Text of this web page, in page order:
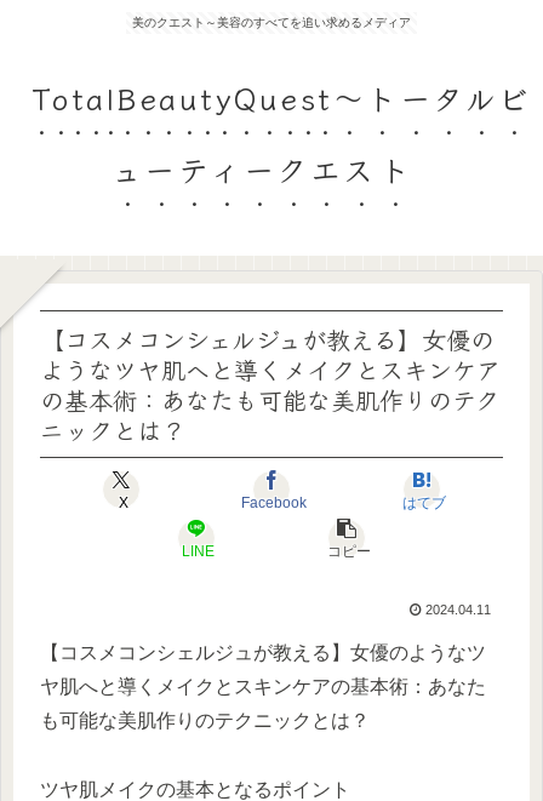
美のクエスト～美容のすべてを追い求めるメディア
TotalBeautyQuest～トータルビ
ューティークエスト
【コスメコンシェルジュが教える】女優の
ようなツヤ肌へと導くメイクとスキンケア
の基本術：あなたも可能な美肌作りのテク
ニックとは？
X Facebook はてブ
LINE コピー
2024.04.11
【コスメコンシェルジュが教える】女優のようなツ
ヤ肌へと導くメイクとスキンケアの基本術：あなた
も可能な美肌作りのテクニックとは？
ツヤ肌メイクの基本となるポイント